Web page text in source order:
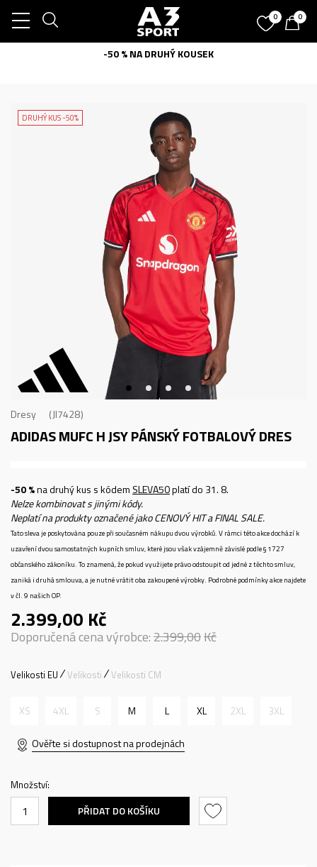
0 0
-50 % NA DRUHÝ KOUSEK
DRUHÝ KUS -50%
Dresy JI7428
ADIDAS MUFC H JSYPÁNSKÝ FOTBALOVÝ DRES
-50 %na druhý kus s kódem SLEVA50platí do 31. 8.
Nelze kombinovat s jinými kódy.
Neplatí na produkty označené jako CENOVÝ HIT a FINAL SALE.
Tato sleva je poskytována pouze při současném nákupu dvou výrobků. V rámci této akce dochází k
uzavření dvou samostatných kupních smluv, které jsou však vzájemně závislé podle § 1727
občanského zákoníku. To znamená, že pokud využijete právo odstoupit od jedné z těchto smluv,
zaniká i druhá smlouva, a je nutné vrátit oba zakoupené výrobky. Podrobné podmínky akce najdete
v čl. 9 našich OP.
2.399,00 Kč
Doporučená cena výrobce:2.399,00Kč
Velikosti EU Velikosti Velikosti CM
XS 4XL S M L XL 2XL 3XL
Ověřte si dostupnost na prodejnách
Množství:
PŘIDAT DO KOŠÍKU